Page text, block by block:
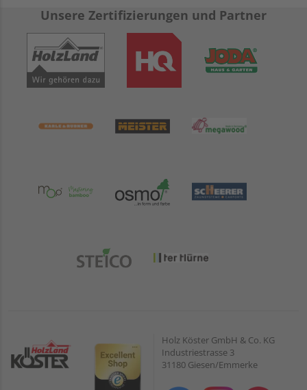
Unsere Zertifizierungen und Partner
Holz Köster GmbH & Co. KG
Industriestrasse 3
31180 Giesen/Emmerke